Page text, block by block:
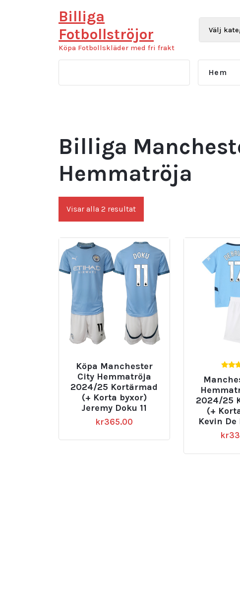
Billiga
Fotbollströjor
Köpa Fotbollskläder med fri frakt
Hem
Billiga
Hemmatröja
Visar alla 2 resultatSortera
efter
Köpa Manchester
City Hemmatröja
2024/25 Kortärmad
(+ Korta byxor)
Jeremy Doku 11
kr365.00
2024/25
(+
Kevin De
kr